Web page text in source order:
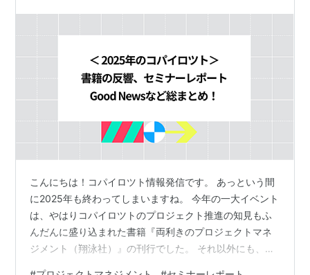
こんにちは！コパイロツト情報発信です。 あっという間
に2025年も終わってしまいますね。 今年の一大イベント
は、やはりコパイロツトのプロジェクト推進の知見もふ
んだんに盛り込まれた書籍『両利きのプロジェクトマネ
ジメント（翔泳社）』の刊行でした。 それ以外にも、自